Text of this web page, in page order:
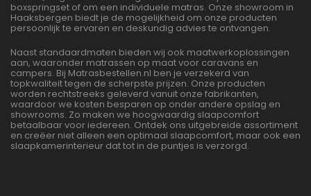
boxspringset of om een individuele matras. Onze showroom in
Haaksbergen biedt je de mogelijkheid om onze producten
persoonlijk te ervaren en deskundig advies te ontvangen.
Naast standaardmaten bieden wij ook maatwerkoplossingen
aan, waaronder matrassen op maat voor caravans en
campers. Bij Matrasbestellen.nl ben je verzekerd van
topkwaliteit tegen de scherpste prijzen. Onze producten
worden rechtstreeks geleverd vanuit onze fabrikanten,
waardoor we kosten besparen op onder andere opslag en
showrooms. Zo maken we hoogwaardig slaapcomfort
betaalbaar voor iedereen. Ontdek ons uitgebreide assortiment
en creëer niet alleen een optimaal slaapcomfort, maar ook een
slaapkamerinterieur dat tot in de puntjes is verzorgd.